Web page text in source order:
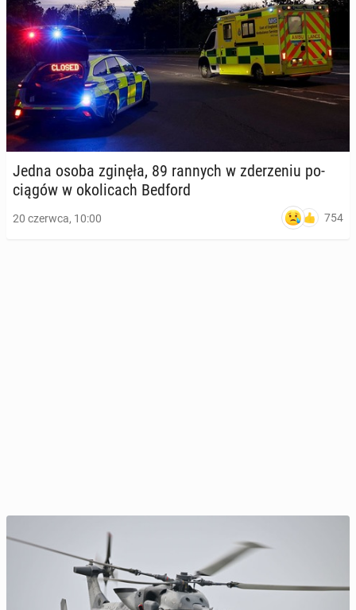
Jedna osoba zginęła, 89 rannych w zde­rze­niu po­
cią­gów w oko­li­cach Bedford
20 czerwca, 10:00 754